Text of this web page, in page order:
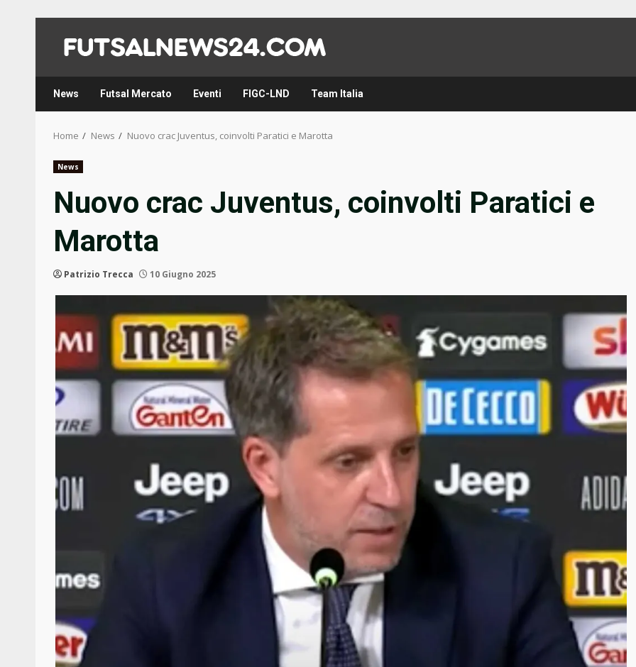
content
News Futsal Mercato Eventi FIGC-LND Team Italia
Home News Nuovo crac Juventus, coinvolti Paratici e Marotta
News
Nuovo crac Juventus, coinvolti Paratici e
Marotta
Patrizio Trecca 10 Giugno 2025